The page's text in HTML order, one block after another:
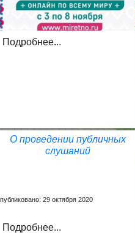
Подробнее...
О проведении публичных
слушаний
29 октября 2020
Подробнее...